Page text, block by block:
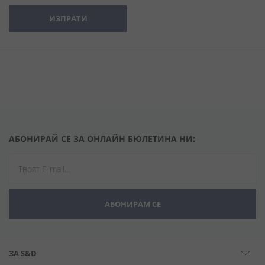
ИЗПРАТИ
АБОНИРАЙ СЕ ЗА ОНЛАЙН БЮЛЕТИНА НИ:
АБОНИРАМ СЕ
ЗА S&D